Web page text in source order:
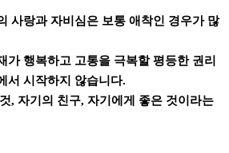
사랑과 자비심은 보통 애착인 경우가 많
가 행복하고 고통을 극복할 평등한 권리
서 시작하지 않습니다.
, 자기의 친구, 자기에게 좋은 것이라는